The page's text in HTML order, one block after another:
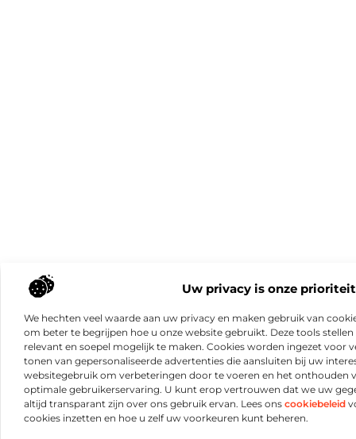
Uw privacy is onze prioriteit
We hechten veel waarde aan uw privacy en maken gebruik van
om beter te begrijpen hoe u onze website gebruikt. Deze tools
relevant en soepel mogelijk te maken. Cookies worden ingezet voor
tonen van gepersonaliseerde advertenties die aansluiten bij uw
websitegebruik om verbeteringen door te voeren en het onthouden
optimale gebruikerservaring. U kunt erop vertrouwen dat we uw
altijd transparant zijn over ons gebruik ervan. Lees ons cookiebeleid
cookies inzetten en hoe u zelf uw voorkeuren kunt beheren.